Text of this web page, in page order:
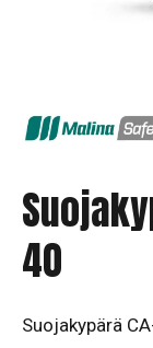
40
Suojakypärä